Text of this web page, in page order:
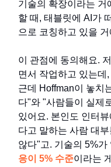
기술의 확장이라는 거
할 때, 태블릿에 AI가
으로 코칭하고 있을
이 관점에 동의해요.
면서 작업하고 있는데
근데 Hoffman이 놓치
다"와 "사람들이 실제
있어요. 본인도 인터
다고 말하는 사람 대
않다"고. 기술의 5%가
응이 5% 수준이라는